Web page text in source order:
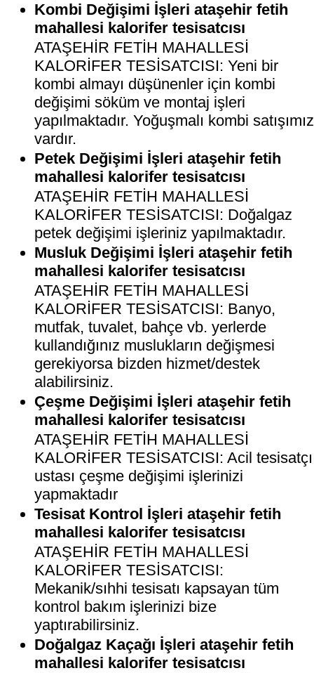
Kombi Değişimi İşleri ataşehir fetih
mahallesi kalorifer tesisatcısı
ATAŞEHİR FETİH MAHALLESİ
KALORİFER TESİSATCISI: Yeni bir
kombi almayı düşünenler için kombi
değişimi söküm ve montaj işleri
yapılmaktadır. Yoğuşmalı kombi satışımız
vardır.
Petek Değişimi İşleri ataşehir fetih
mahallesi kalorifer tesisatcısı
ATAŞEHİR FETİH MAHALLESİ
KALORİFER TESİSATCISI: Doğalgaz
petek değişimi işleriniz yapılmaktadır.
Musluk Değişimi İşleri ataşehir fetih
mahallesi kalorifer tesisatcısı
ATAŞEHİR FETİH MAHALLESİ
KALORİFER TESİSATCISI: Banyo,
mutfak, tuvalet, bahçe vb. yerlerde
kullandığınız muslukların değişmesi
gerekiyorsa bizden hizmet/destek
alabilirsiniz.
Çeşme Değişimi İşleri ataşehir fetih
mahallesi kalorifer tesisatcısı
ATAŞEHİR FETİH MAHALLESİ
KALORİFER TESİSATCISI: Acil tesisatçı
ustası çeşme değişimi işlerinizi
yapmaktadır
Tesisat Kontrol İşleri ataşehir fetih
mahallesi kalorifer tesisatcısı
ATAŞEHİR FETİH MAHALLESİ
KALORİFER TESİSATCISI:
Mekanik/sıhhi tesisatı kapsayan tüm
kontrol bakım işlerinizi bize
yaptırabilirsiniz.
Doğalgaz Kaçağı İşleri ataşehir fetih
mahallesi kalorifer tesisatcısı